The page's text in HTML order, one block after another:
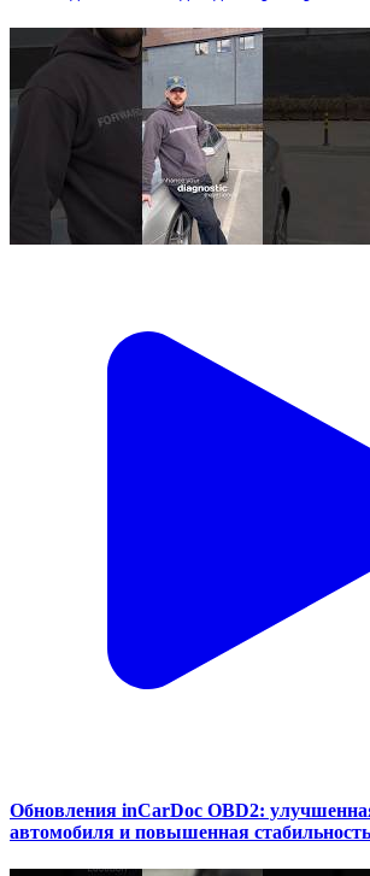
Обновления inCarDoc OBD2:
автомобиля и повышенная